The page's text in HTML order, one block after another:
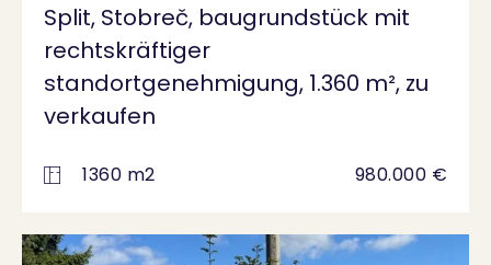
Split, Stobreč, baugrundstück mit
rechtskräftiger
standortgenehmigung, 1.360 m², zu
verkaufen
1360 m2 980.000 €